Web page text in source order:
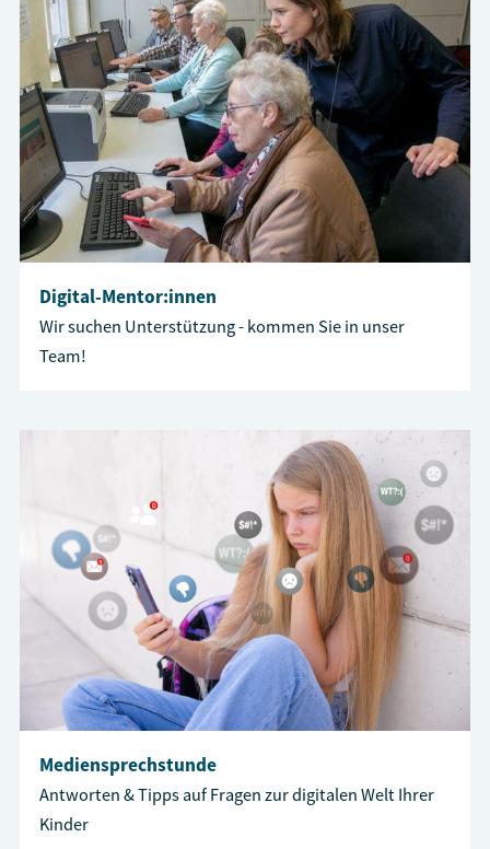
Digital-Mentor:innen
Wir suchen Unterstützung - kommen Sie in unser
Team!
Mediensprechstunde
Antworten & Tipps auf Fragen zur digitalen Welt Ihrer
Kinder